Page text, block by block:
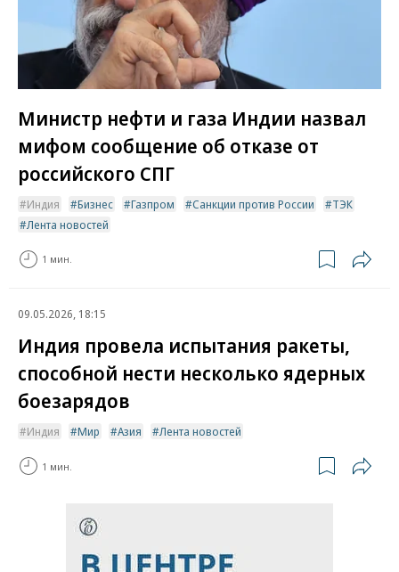
Министр нефти и газа Индии назвал
мифом сообщение об отказе от
российского СПГ
Индия Бизнес Газпром Санкции против России
ТЭК
Лента новостей
1 мин.
09.05.2026, 18:15
Индия провела испытания ракеты,
способной нести несколько ядерных
боезарядов
Индия Мир Азия Лента новостей
1 мин.